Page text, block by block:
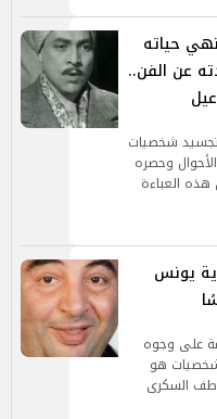
حياته
عن الفن..
شخصيات
وحصره
العباءة
يونس
على وجوه
هو
السكرى